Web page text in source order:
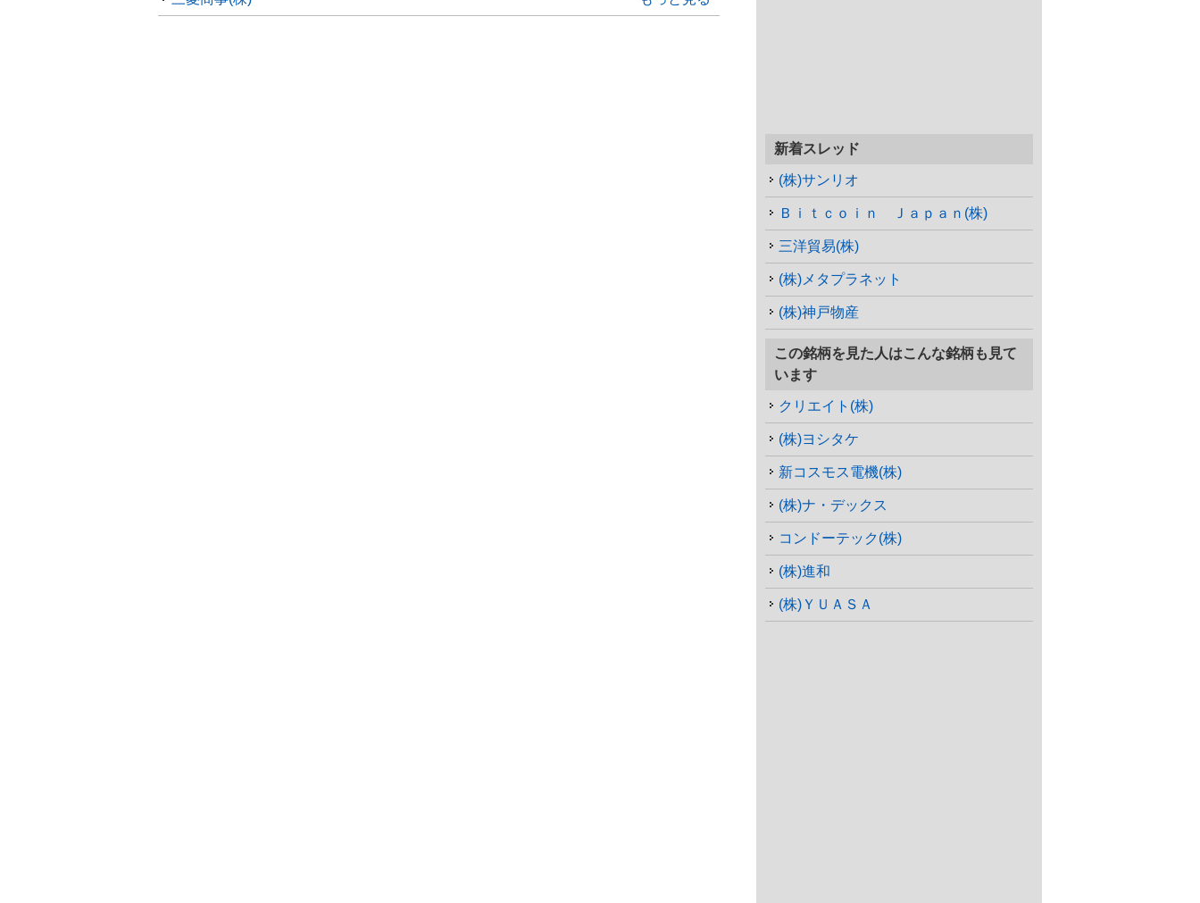
新着スレッド
(株)サンリオ
Ｂｉｔｃｏｉｎ Ｊａｐａｎ(株)
三洋貿易(株)
(株)メタプラネット
(株)神戸物産
この銘柄を見た人はこんな銘柄も見て
います
クリエイト(株)
(株)ヨシタケ
新コスモス電機(株)
(株)ナ・デックス
コンドーテック(株)
(株)進和
(株)ＹＵＡＳＡ